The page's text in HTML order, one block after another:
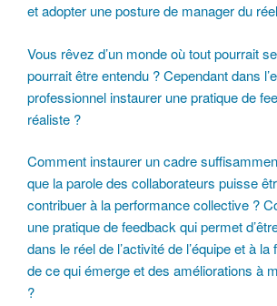
et adopter une posture de manager du
Vous rêvez d’un monde où tout pourrait
pourrait être entendu ? Cependant dans
professionnel instaurer une pratique de
réaliste ?
Comment instaurer un cadre
que la parole des collaborateurs puisse
contribuer à la performance collective ?
une pratique de feedback qui permet
dans le réel de l’activité de l’équipe et à la
de ce qui émerge et des améliorations à
?